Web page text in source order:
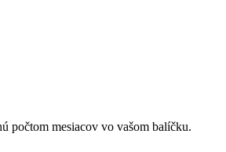
počtom mesiacov vo vašom balíčku.